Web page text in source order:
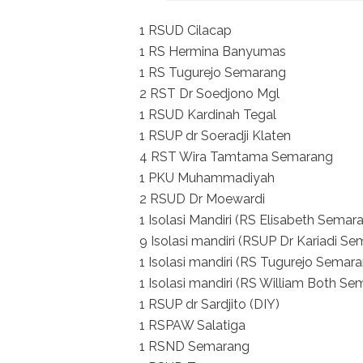
1 RSUD Cilacap
1 RS Hermina Banyumas
1 RS Tugurejo Semarang
2 RST Dr Soedjono Mgl
1 RSUD Kardinah Tegal
1 RSUP dr Soeradji Klaten
4 RST Wira Tamtama Semarang
1 PKU Muhammadiyah
2 RSUD Dr Moewardi
1 Isolasi Mandiri (RS Elisabeth
9 Isolasi mandiri (RSUP Dr Kariadi
1 Isolasi mandiri (RS Tugurejo
1 Isolasi mandiri (RS William Both
1 RSUP dr Sardjito (DIY)
1 RSPAW Salatiga
1 RSND Semarang